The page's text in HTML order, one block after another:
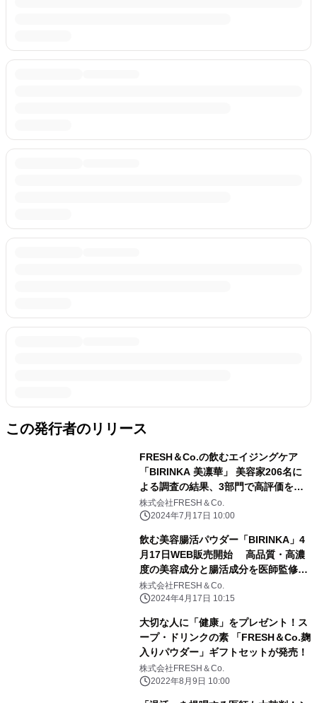
この発行者のリリース
FRESH＆Co.の飲むエイジングケア
「BIRINKA 美凛華」 美容家206名に
よる調査の結果、3部門で高評価を獲
得
株式会社FRESH＆Co.
2024年7月17日 10:00
飲む美容腸活パウダー「BIRINKA」4
月17日WEB販売開始 高品質・高濃
度の美容成分と腸活成分を医師監修の
もと独自配合
株式会社FRESH＆Co.
2024年4月17日 10:15
大切な人に「健康」をプレゼント！ス
ープ・ドリンクの素 「FRESH＆Co.麹
入りパウダー」ギフトセットが発売！
株式会社FRESH＆Co.
2022年8月9日 10:00